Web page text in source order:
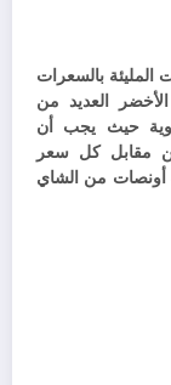
المليئة بالسعرات
العديد من
حيث يجب أن
مقابل كل سعر
حراري تستهلكه ويعمل هذا على ما بين (8-12) 8 أونصات من الشاي